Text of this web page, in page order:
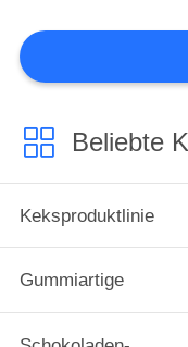
Beliebte
Keksproduktlinie
Gummiartige